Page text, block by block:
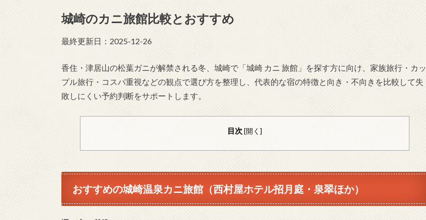
城崎のカニ旅館比較とおすすめ
最終更新日：2025-12-26
香住・津居山の松葉ガニが解禁される冬、城崎で「城崎 カニ 旅館」を探す方に向け、家族旅行・カッ
プル旅行・コスパ重視などの観点で選び方を整理し、代表的な宿の特徴と向き・不向きを比較して失
敗しにくい予約判断をサポートします。
目次 [開く ]
おすすめの城崎温泉カニ旅館（西村屋ホテル招月庭・泉翠ほか）